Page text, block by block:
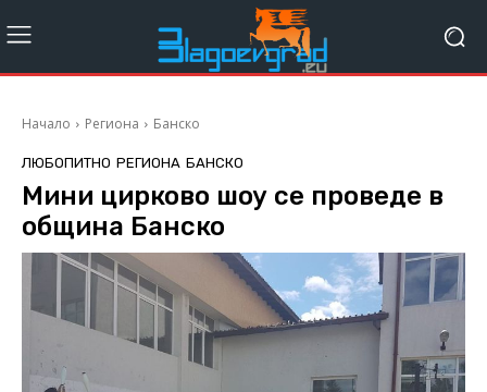
Начало Региона Банско
ЛЮБОПИТНО РЕГИОНА БАНСКО
Мини цирково шоу се проведе в
община Банско